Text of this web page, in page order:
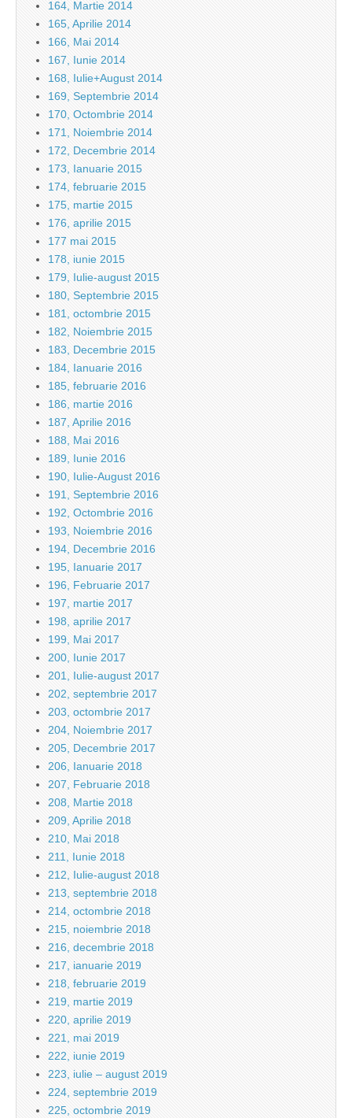
164, Martie 2014
165, Aprilie 2014
166, Mai 2014
167, Iunie 2014
168, Iulie+August 2014
169, Septembrie 2014
170, Octombrie 2014
171, Noiembrie 2014
172, Decembrie 2014
173, Ianuarie 2015
174, februarie 2015
175, martie 2015
176, aprilie 2015
177 mai 2015
178, iunie 2015
179, Iulie-august 2015
180, Septembrie 2015
181, octombrie 2015
182, Noiembrie 2015
183, Decembrie 2015
184, Ianuarie 2016
185, februarie 2016
186, martie 2016
187, Aprilie 2016
188, Mai 2016
189, Iunie 2016
190, Iulie-August 2016
191, Septembrie 2016
192, Octombrie 2016
193, Noiembrie 2016
194, Decembrie 2016
195, Ianuarie 2017
196, Februarie 2017
197, martie 2017
198, aprilie 2017
199, Mai 2017
200, Iunie 2017
201, Iulie-august 2017
202, septembrie 2017
203, octombrie 2017
204, Noiembrie 2017
205, Decembrie 2017
206, Ianuarie 2018
207, Februarie 2018
208, Martie 2018
209, Aprilie 2018
210, Mai 2018
211, Iunie 2018
212, Iulie-august 2018
213, septembrie 2018
214, octombrie 2018
215, noiembrie 2018
216, decembrie 2018
217, ianuarie 2019
218, februarie 2019
219, martie 2019
220, aprilie 2019
221, mai 2019
222, iunie 2019
223, iulie – august 2019
224, septembrie 2019
225, octombrie 2019